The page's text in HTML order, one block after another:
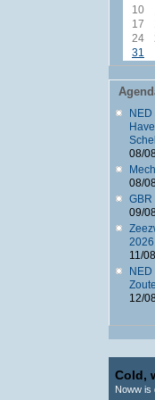
10
17
24
31
NED
08/
08/
GBR
09/
11/
12/
Cold,
Noww is